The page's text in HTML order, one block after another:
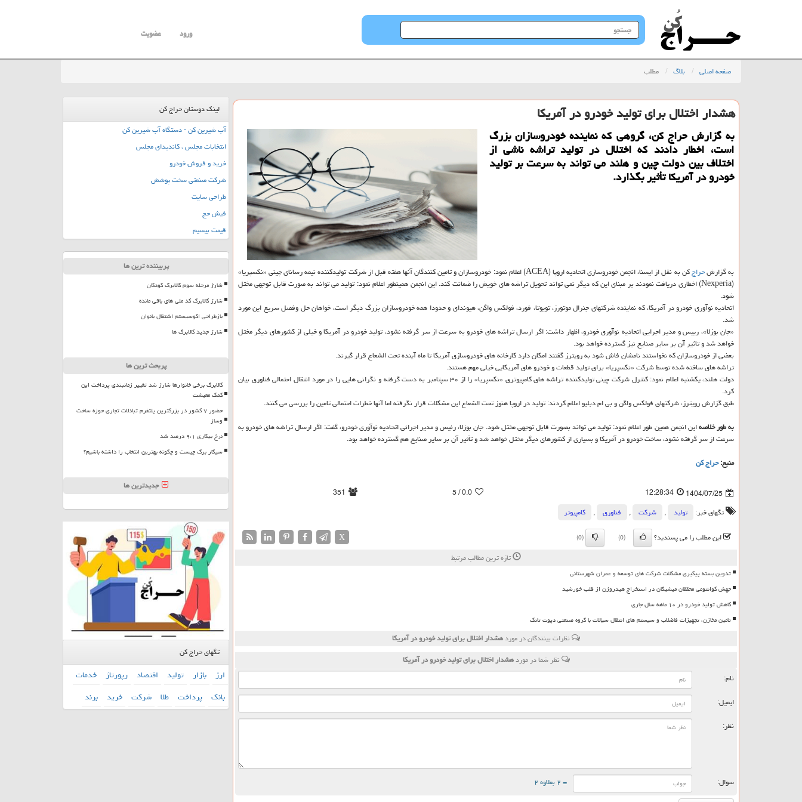
جستجو
در
ورود عضویت
صفحه اصلی بلاگ مطلب
هشدار اختلال برای تولید خودرو در آمریکا
به گزارش حراج کن، گروهی که نماینده خودروسازان بزرگ
است، اخطار دادند که اختلال در تولید تراشه ناشی از
اختلاف بین دولت چین و هلند می تواند به سرعت بر تولید
خودرو در آمریکا تأثیر بگذارد.
به گزارشحراج
کن به نقل از ایسنا، انجمن خودروسازی اتحادیه اروپا (ACEA) اعلام نمود: خودروسازان و تامین کنندگان آنها هفته قبل از شرکت تولیدکننده نیمه رسانای چینی «نکسپریا»
(Nexperia) اخطاری دریافت نمودند بر مبنای این که دیگر نمی تواند تحویل تراشه های خویش را ضمانت کند. این انجمن همینطور اعلام نمود: تولید می تواند به صورت قابل توجهی مختل
شود.
اتحادیه نوآوری خودرو در آمریکا، که نماینده شرکتهای جنرال موتورز، تویوتا، فورد، فولکس واگن، هیوندای و حدودا همه خودروسازان بزرگ دیگر است، خواهان حل وفصل سریع این مورد
شد.
«جان بوزلا»، رییس و مدیر اجرایی اتحادیه نوآوری خودرو، اظهار داشت: اگر ارسال تراشه های خودرو به سرعت از سر گرفته نشود، تولید خودرو در آمریکا و خیلی از کشورهای دیگر مختل
خواهد شد و تاثیر آن بر سایر صنایع نیز گسترده خواهد بود.
بعضی از خودروسازان که نخواستند نامشان فاش شود به رویترز گفتند امکان دارد کارخانه های خودروسازی آمریکا تا ماه آینده تحت الشعاع قرار گیرند.
تراشه های ساخته شده توسط شرکت «نکسپریا» برای تولید قطعات و خودرو های آمریکایی خیلی مهم هستند.
دولت هلند، یکشنبه اعلام نمود: کنترل شرکت چینی تولیدکننده تراشه های کامپیوتری «نکسپریا» را از ۳۰ سپتامبر به دست گرفته و نگرانی هایی را در مورد انتقال احتمالی فناوری بیان
کرد.
طبق گزارش رویترز، شرکتهای فولکس واگن و بی ام دبلیو اعلام کردند: تولید در اروپا هنوز تحت الشعاع این مشکلات قرار نگرفته اما آنها خطرات احتمالی تامین را بررسی می کنند.
به طور خلاصهاین انجمن همین طور اعلام نمود: تولید می تواند بصورت قابل توجهی مختل شود. جان بوزلا، رئیس و مدیر اجرائی اتحادیه نوآوری خودرو، گفت: اگر ارسال تراشه های خودرو به
سرعت از سر گرفته نشود، ساخت خودرو در آمریکا و بسیاری از کشورهای دیگر مختل خواهد شد و تأثیر آن بر سایر صنایع هم گسترده خواهد بود.
منبع:حراج كن
1404/07/25
12:28:34
0.0
/ 5
351
تگهای خبر:
تولید , شركت , فناوری ,
كامپیوتر
این مطلب را می پسندید؟
(0)
(0)
X
تازه ترین مطالب مرتبط
تدوین بسته پیگیری مشکلات شرکت های توسعه و عمران شهرستانی
جهش کوانتومی محققان میشیگان در استخراج هیدروژن از قلب خورشید
کاهش تولید خودرو در ۱۰ ماهه سال جاری
تامین مخازن، تجهیزات فاضلاب و سیستم های انتقال سیالات با گروه صنعتی دپوت تانک
نظرات بینندگان در موردهشدار اختلال برای تولید خودرو در آمریکا
نظر شما در موردهشدار اختلال برای تولید خودرو در آمریکا
نام:
ایمیل:
نظر:
سوال: = ۲ بعلاوه ۲
لینک دوستان حراج کن
آب شیرین کن - دستگاه آب شیرین کن
انتخابات مجلس ، کاندیدای مجلس
خرید و فروش خودرو
شرکت صنعتی سخت پوشش
طراحی سایت
فیش حج
قیمت بیسیم
پربیننده ترین ها
شارژ مرحله سوم کالابرگ کودکان
شارژ کالابرگ کد ملی های باقی مانده
بازطراحی اکوسیستم اشتغال بانوان
شارژ جدید کالابرگ ها
پربحث ترین ها
کالابرگ برخی خانوارها شارژ شد تغییر زمانبندی پرداخت این
کمک معیشت
حضور ۷ کشور در بزرگترین پلتفرم تبادلات تجاری حوزه ساخت
وساز
نرخ بیکاری ۹،۱ درصد شد
سیگار برگ چیست و چگونه بهترین انتخاب را داشته باشیم؟
جدیدترین ها
تگهای حراج کن
ارز بازار تولید اقتصاد رپورتاژ خدمات
بانك پرداخت طلا شركت خرید برند